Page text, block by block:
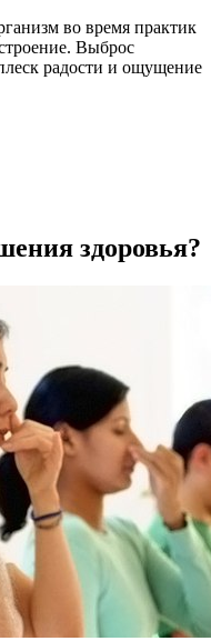
во время практик
Выброс
радости и ощущение
здоровья?